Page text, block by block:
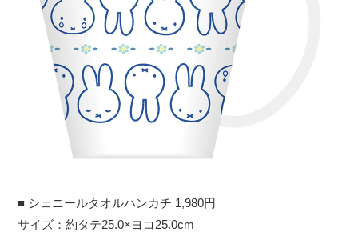
■ シェニールタオルハンカチ 1,980円
サイズ：約タテ25.0×ヨコ25.0cm